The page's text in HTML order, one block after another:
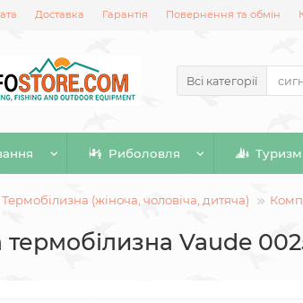
Доставка Гарантія Повернення та обмін
Всі категорії
Риболовля Туризм
Термобілизна (жіноча, чоловіча, дитяча)
Vaude